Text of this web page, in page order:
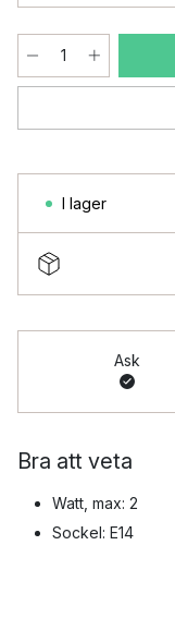
I lager
Ask
Bra att veta
Watt, max: 2
Sockel: E14